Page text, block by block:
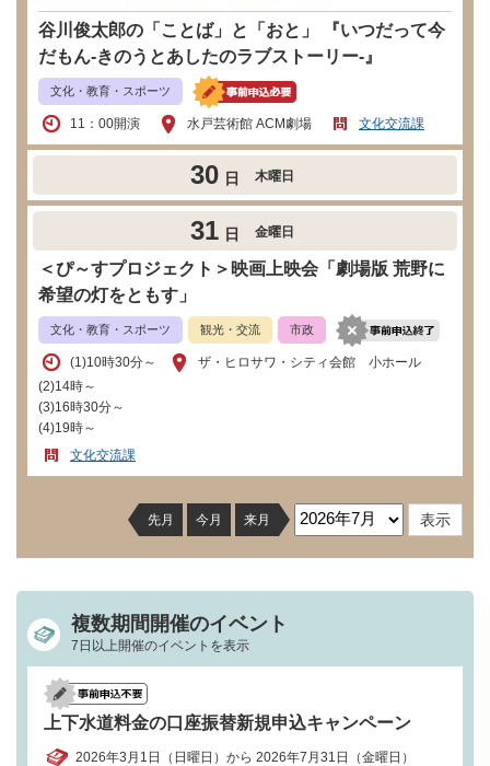
谷川俊太郎の「ことば」と「おと」 『いつだって今
だもん-きのうとあしたのラブストーリー-』
文化・教育・スポーツ
11：00開演 水戸芸術館 ACM劇場 文化交流課
30 日 木曜日
31 日 金曜日
＜ぴ～すプロジェクト＞映画上映会「劇場版 荒野に
希望の灯をともす」
文化・教育・スポーツ 観光・交流 市政
​(1)10時30分～
(2)14時～
(3)16時30分～
(4)19時～
ザ・ヒロサワ・シティ会館 小ホール
文化交流課
先月 今月 来月
複数期間開催のイベント
7日以上開催のイベントを表示
上下水道料金の口座振替新規申込キャンペーン
2026年3月1日（日曜日）から 2026年7月31日（金曜日）